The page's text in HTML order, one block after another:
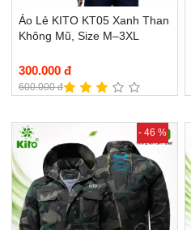
Áo Lẻ KITO KT05 Xanh Than
Không Mũ, Size M–3XL
300.000 đ
600.000 đ
- 46 %